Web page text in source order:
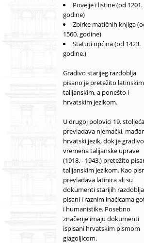
Povelje i listine (od 1201.
godine)
Zbirke matičnih knjiga
1560. godine)
Statuti općina (od 1423.
godine.)
Gradivo starijeg razdoblja
pisano je pretežito
talijanskim, a ponešto i
hrvatskim jezikom.
U drugoj polovici 19. stoljeća
prevladava njemački,
hrvatski jezik, dok je
vremena talijanske uprave
(1918. - 1943.) pretežito
talijanskim jezikom. Kao
prevladava latinica ali su
dokumenti starijih razdoblja
pisani i raznim inačicama
i humanistike. Posebno
značenje imaju dokumenti
ispisani hrvatskim pismom
glagoljicom.